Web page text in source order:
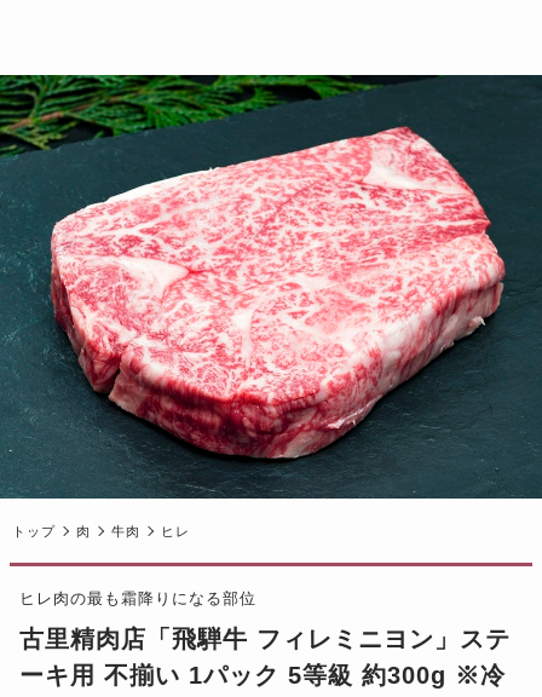
トップ 肉 牛肉 ヒレ
ヒレ肉の最も霜降りになる部位
古里精肉店「飛騨牛 フィレミニヨン」ステ
ーキ用 不揃い 1パック 5等級 約300g ※冷